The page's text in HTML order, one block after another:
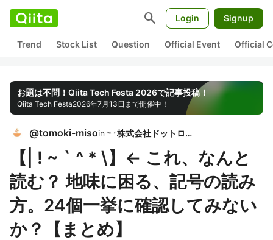
search Login Signup
Trend Stock List Question Official Event Official
お題は不問！Qiita Tech Festa 2026で記事投稿！
Qiita Tech Festa2026年7月13日まで開催中！
@tomoki-misoin 株式会社ドットログ
【| ! ~ ` ^ * \】← これ、なんと
読む？ 地味に困る、記号の読み
方。24個一挙に確認してみない
か？【まとめ】